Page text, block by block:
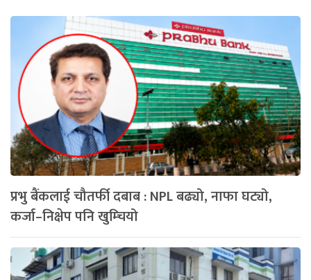
प्रभु बैंकलाई चौतर्फी दबाब : NPL बढ्यो, नाफा घट्यो,
कर्जा–निक्षेप पनि खुम्चियो